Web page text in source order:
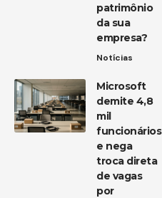
patrimônio
da sua
empresa?
Notícias
Microsoft
demite 4,8
mil
funcionários
e nega
troca direta
de vagas
por